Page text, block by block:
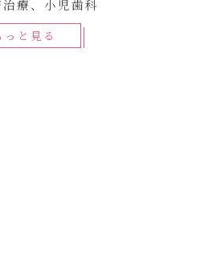
療、小児歯科
っと見る